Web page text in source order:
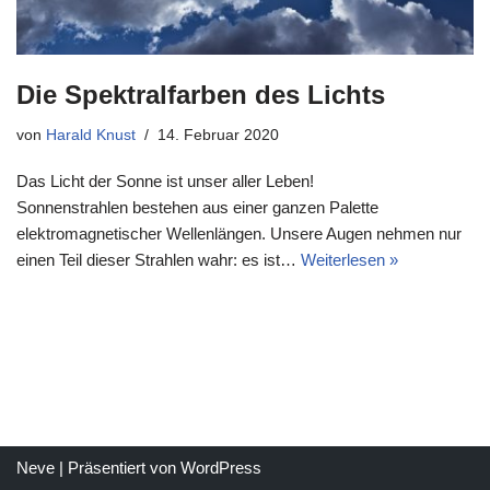
Die Spektralfarben des Lichts
von Harald Knust 14. Februar 2020
Das Licht der Sonne ist unser aller Leben!
Sonnenstrahlen bestehen aus einer ganzen Palette
elektromagnetischer Wellenlängen. Unsere Augen nehmen nur
einen Teil dieser Strahlen wahr: es ist… Weiterlesen »
Neve | Präsentiert von WordPress